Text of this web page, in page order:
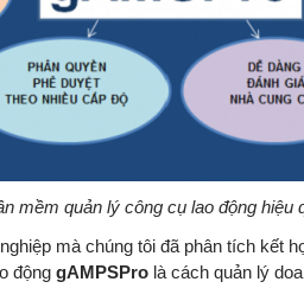
mềm quản lý công cụ lao động hiệu
mà chúng tôi đã phân tích kết
động gAMPSPro là cách quản lý